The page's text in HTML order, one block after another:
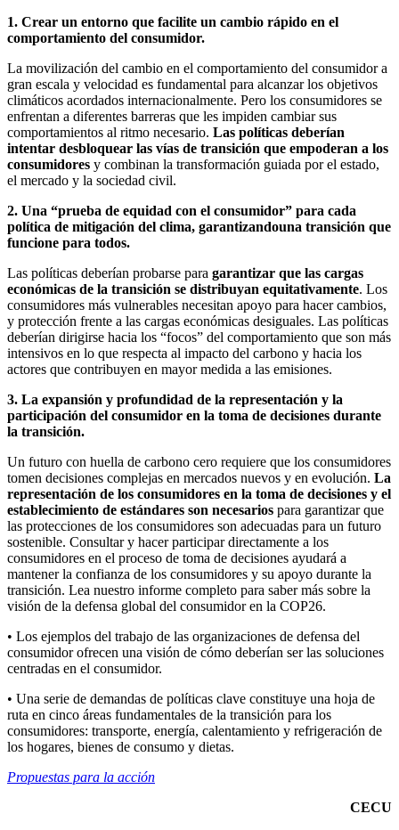
1. Crear un entorno que facilite un cambio rápido en el
comportamiento del consumidor.
La movilización del cambio en el comportamiento del consumidor a
gran escala y velocidad es fundamental para alcanzar los objetivos
climáticos acordados internacionalmente. Pero los consumidores se
enfrentan a diferentes barreras que les impiden cambiar sus
comportamientos al ritmo necesario. Las políticas deberían
intentar desbloquear las vías de transición que empoderan a los
consumidores y combinan la transformación guiada por el estado,
el mercado y la sociedad civil.
2. Una “prueba de equidad con el consumidor” para cada
política de mitigación del clima, garantizandouna transición que
funcione para todos.
Las políticas deberían probarse para garantizar que las cargas
económicas de la transición se distribuyan equitativamente. Los
consumidores más vulnerables necesitan apoyo para hacer cambios,
y protección frente a las cargas económicas desiguales. Las políticas
deberían dirigirse hacia los “focos” del comportamiento que son más
intensivos en lo que respecta al impacto del carbono y hacia los
actores que contribuyen en mayor medida a las emisiones.
3. La expansión y profundidad de la representación y la
participación del consumidor en la toma de decisiones durante
la transición.
Un futuro con huella de carbono cero requiere que los consumidores
tomen decisiones complejas en mercados nuevos y en evolución. La
representación de los consumidores en la toma de decisiones y el
establecimiento de estándares son necesarios para garantizar que
las protecciones de los consumidores son adecuadas para un futuro
sostenible. Consultar y hacer participar directamente a los
consumidores en el proceso de toma de decisiones ayudará a
mantener la confianza de los consumidores y su apoyo durante la
transición. Lea nuestro informe completo para saber más sobre la
visión de la defensa global del consumidor en la COP26.
• Los ejemplos del trabajo de las organizaciones de defensa del
consumidor ofrecen una visión de cómo deberían ser las soluciones
centradas en el consumidor.
• Una serie de demandas de políticas clave constituye una hoja de
ruta en cinco áreas fundamentales de la transición para los
consumidores: transporte, energía, calentamiento y refrigeración de
los hogares, bienes de consumo y dietas.
Propuestas para la acción
CECU